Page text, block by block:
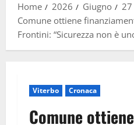
Home
2026 Giugno
27
Comune ottiene
Frontini: “Sicurezza non è
Viterbo Cronaca
Comune ottiene